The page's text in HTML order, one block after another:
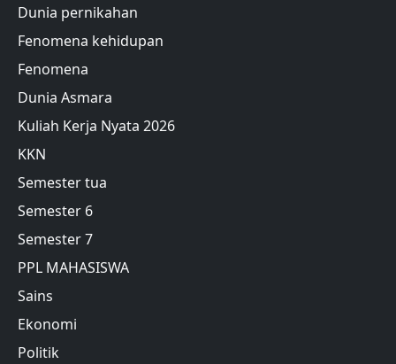
Dunia pernikahan
Fenomena kehidupan
Fenomena
Dunia Asmara
Kuliah Kerja Nyata 2026
KKN
Semester tua
Semester 6
Semester 7
PPL MAHASISWA
Sains
Ekonomi
Politik